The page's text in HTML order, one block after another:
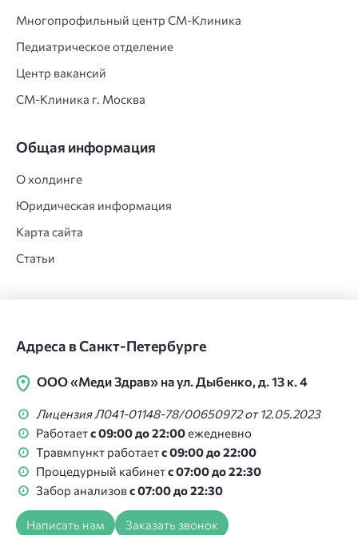
Многопрофильный центр СМ‑Клиника
Педиатрическое отделение
Центр вакансий
СМ‑Клиника г. Москва
Общая информация
О холдинге
Юридическая информация
Карта сайта
Статьи
Адреса в Санкт-Петербурге
ООО «Меди Здрав» на ул. Дыбенко, д. 13 к. 4
Лицензия Л041-01148-78/00650972 от 12.05.2023
Работаетс 09:00 до 22:00ежедневно
Травмпункт работаетс 09:00 до 22:00
Процедурный кабинетс 07:00 до 22:30
Забор анализовс 07:00 до 22:30
Написать нам Заказать звонок